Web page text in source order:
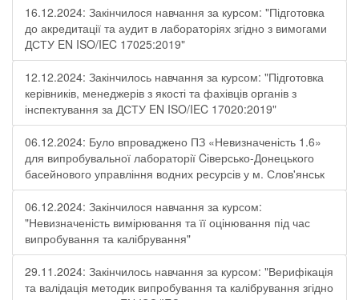
16.12.2024: Закінчилося навчання за курсом: "Підготовка
до акредитації та аудит в лабораторіях згідно з вимогами
ДСТУ EN ISO/IEC 17025:2019"
12.12.2024: Закінчилось навчання за курсом: "Підготовка
керівників, менеджерів з якості та фахівців органів з
інспектування за ДСТУ EN ISO/IEC 17020:2019"
06.12.2024: Було впроваджено ПЗ «Невизначеність 1.6»
для випробувальної лабораторії Cіверсько-Донецького
басейнового управління водних ресурсів у м. Слов'янськ
06.12.2024: Закінчилося навчання за курсом:
"Невизначеність вимірювання та її оцінювання під час
випробування та калібрування"
29.11.2024: Закінчилось навчання за курсом: "Верифікація
та валідація методик випробування та калібрування згідно